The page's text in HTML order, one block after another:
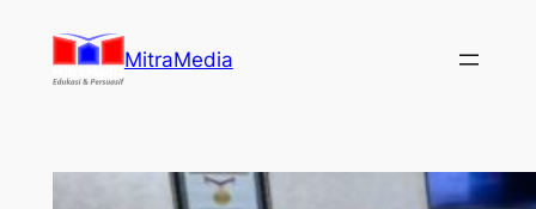
konten
MitraMedia